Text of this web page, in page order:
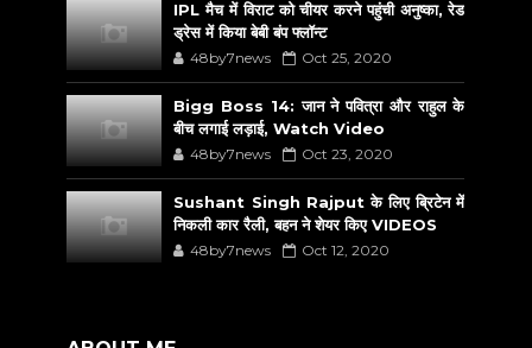
IPL मैच में विराट को चीयर करने पहुंची अनुष्का, रेड
ड्रेस में किया बेबी बंप फ्लॉन्ट
48by7news Oct 25, 2020
Bigg Boss 14: जान ने पवित्रा और राहुल के
बीच लगाई लड़ाई, Watch Video
48by7news Oct 23, 2020
Sushant Singh Rajput के लिए ब्रिटेन में
निकली कार रैली, बहन ने शेयर किए VIDEOS
48by7news Oct 12, 2020